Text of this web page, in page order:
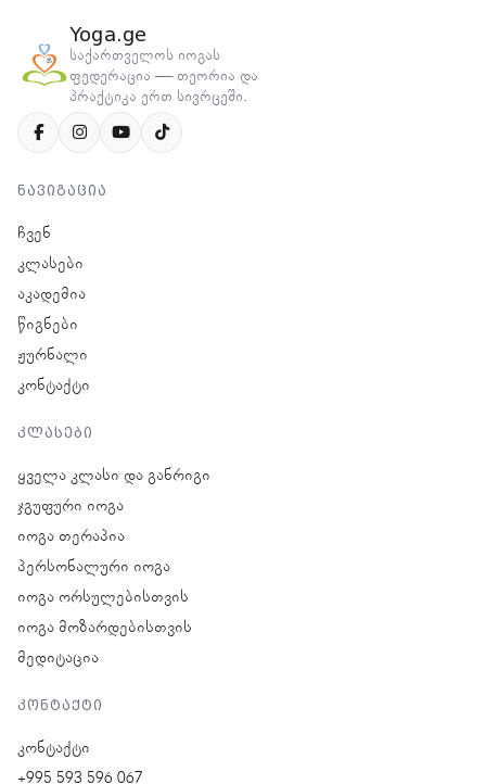
Yoga.ge
საქართველოს იოგას
ფედერაცია — თეორია და
პრაქტიკა ერთ სივრცეში.
ნავიგაცია
ჩვენ
კლასები
აკადემია
წიგნები
ჟურნალი
კონტაქტი
კლასები
ყველა კლასი და განრიგი
ჯგუფური იოგა
იოგა თერაპია
პერსონალური იოგა
იოგა ორსულებისთვის
იოგა მოზარდებისთვის
მედიტაცია
კონტაქტი
კონტაქტი
+995 593 596 067